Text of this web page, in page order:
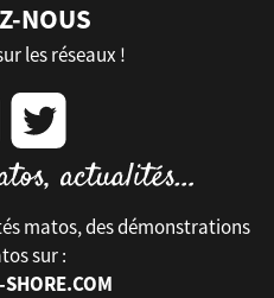
NOUS
les réseaux !
matos, des démonstrations
sur :